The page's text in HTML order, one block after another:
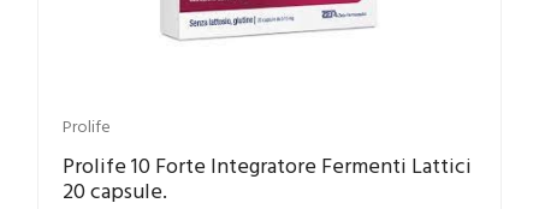
Prolife
Prolife 10 Forte Integratore Fermenti Lattici
20 capsule.